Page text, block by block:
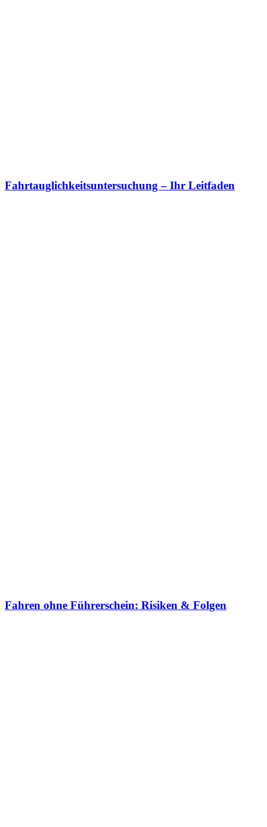
Fahrtauglichkeits­untersuchung – Ihr Leitfaden
Fahren ohne Führerschein: Risiken & Folgen